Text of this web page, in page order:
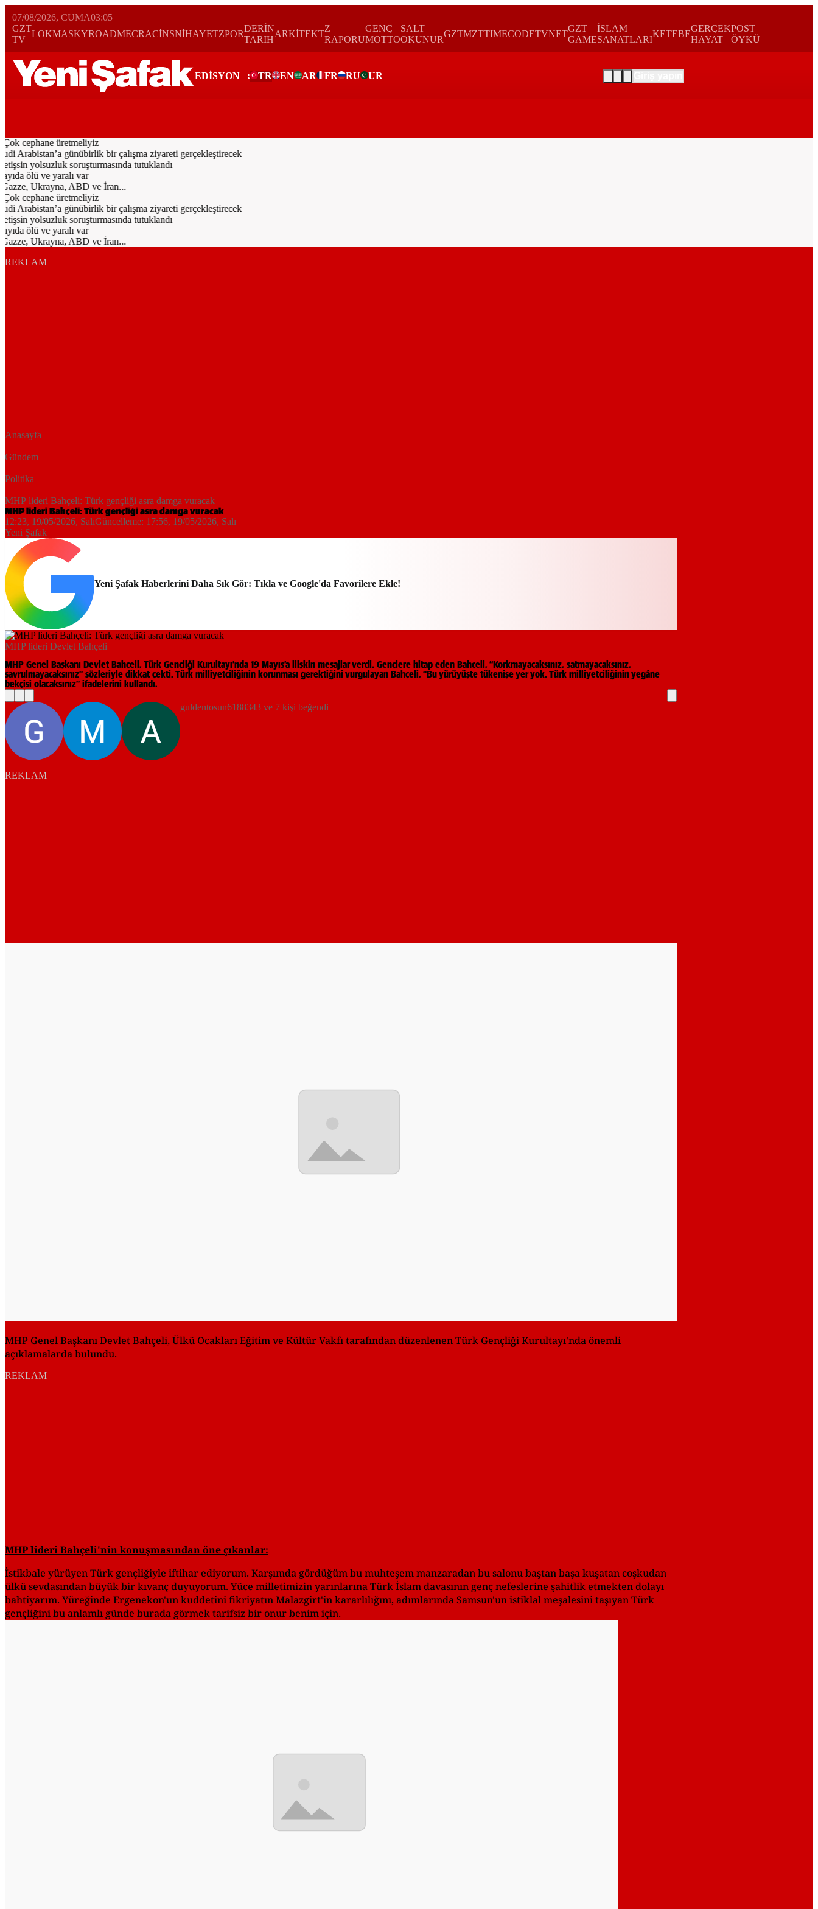
07/08/2026, CUMA03:05
GZT
TV
LOKMASKYROADMECRACİNSNİHAYETZPOR
DERİN
TARIH
ARKİTEKT
Z
RAPORU
GENÇ
MOTTO
SALT
OKUNUR
GZTMZTTIMECODETVNET
GZT
GAME
İSLAM
SANATLARI
KETEBE
GERÇEK
HAYAT
POST
ÖYKÜ
EDİSYON : TR EN AR FR RU UR
cephane üretmeliyiz
Arabistan’a günübirlik bir çalışma ziyareti gerçekleştirecek
yolsuzluk soruşturmasında tutuklandı
ölü ve yaralı var
Ukrayna, ABD ve İran...
cephane üretmeliyiz
Arabistan’a günübirlik bir çalışma ziyareti gerçekleştirecek
yolsuzluk soruşturmasında tutuklandı
ölü ve yaralı var
Ukrayna, ABD ve İran...
REKLAM
Anasayfa
Gündem
Politika
MHP lideri Bahçeli: Türk gençliği asra damga vuracak
MHP lideri Bahçeli: Türk gençliği asra damga vuracak
12:23, 19/05/2026, SalıGüncelleme: 17:56, 19/05/2026, Salı
Yeni Şafak
Yeni Şafak Haberlerini Daha Sık Gör: Tıkla ve Google'da Favorilere Ekle!
MHP lideri Devlet Bahçeli
MHP Genel Başkanı Devlet Bahçeli, Türk Gençliği Kurultayı’nda 19 Mayıs’a ilişkin mesajlar verdi. Gençlere hitap eden Bahçeli, “Korkmayacaksınız, satmayacaksınız,
savrulmayacaksınız” sözleriyle dikkat çekti. Türk milliyetçiliğinin korunması gerektiğini vurgulayan Bahçeli, “Bu yürüyüşte tükenişe yer yok. Türk milliyetçiliğinin yegâne
bekçisi olacaksınız” ifadelerini kullandı.
guldentosun6188343 ve 7 kişi beğendi
REKLAM
MHP Genel Başkanı Devlet Bahçeli, Ülkü Ocakları Eğitim ve Kültür Vakfı tarafından düzenlenen Türk Gençliği Kurultayı'nda önemli
açıklamalarda bulundu.
REKLAM
MHP lideri Bahçeli'nin konuşmasından öne çıkanlar:
İstikbale yürüyen Türk gençliğiyle iftihar ediyorum. Karşımda gördüğüm bu muhteşem manzaradan bu salonu baştan başa kuşatan coşkudan
ülkü sevdasından büyük bir kıvanç duyuyorum. Yüce milletimizin yarınlarına Türk İslam davasının genç nefeslerine şahitlik etmekten dolayı
bahtiyarım. Yüreğinde Ergenekon'un kuddetini fikriyatın Malazgirt'in kararlılığını, adımlarında Samsun'un istiklal meşalesini taşıyan Türk
gençliğini bu anlamlı günde burada görmek tarifsiz bir onur benim için.